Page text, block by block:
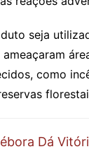
seja
como
Dá